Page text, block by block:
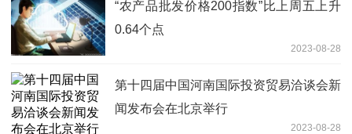
“农产品批发价格200指数”比上周五上升
0.64个点
2023-08-28
第十四届中国河南国际投资贸易洽谈会新
闻发布会在北京举行
2023-08-28